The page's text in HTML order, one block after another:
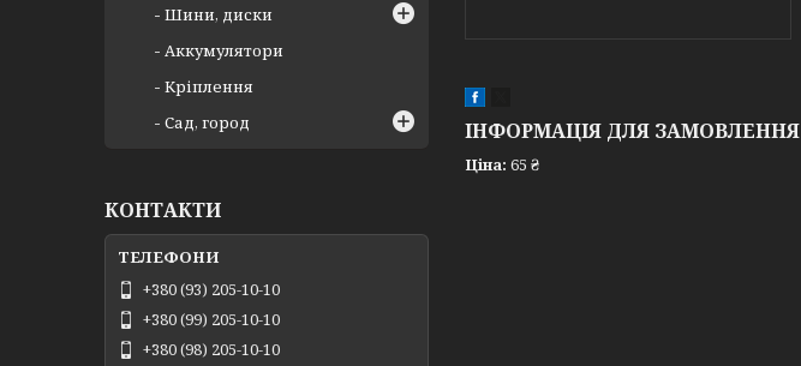
ІНФОРМАЦІЯ ДЛЯ ЗАМОВЛЕННЯ
Ціна: 65 ₴
Шини, диски
Аккумулятори
Кріплення
Сад, город
КОНТАКТИ
+380 (93) 205-10-10
+380 (99) 205-10-10
+380 (98) 205-10-10